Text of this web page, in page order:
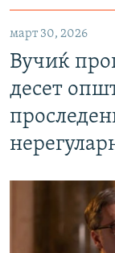
март 30, 2026
Вучиќ
десет